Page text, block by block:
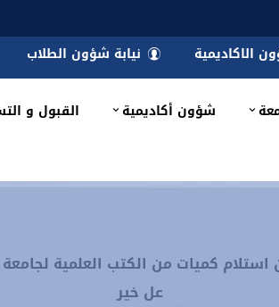
الاكاديمية
نيابة شؤون الطلاب
شؤون أكاديمية القبول و
استلام كميات من الكتب العلمية
عل خير